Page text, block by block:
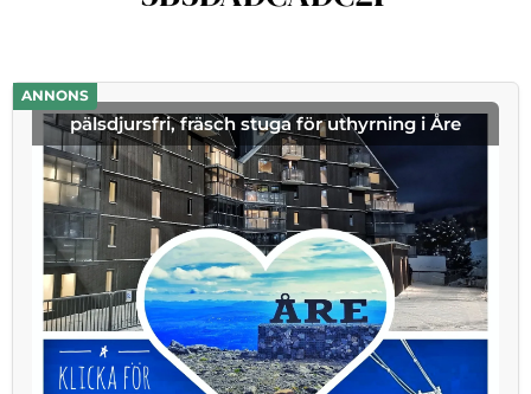
ANNONS
pälsdjursfri, fräsch stuga för uthyrning i Åre